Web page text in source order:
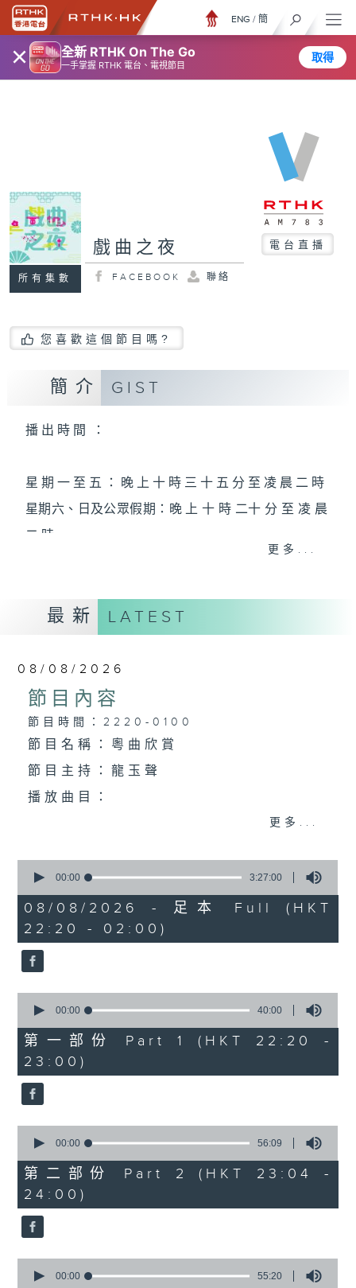
× 全新 RTHK On The Go
一手掌握 RTHK 電台、電視節目
取得
ENG / 簡
所有集數
戲曲之夜 電台直播
FACEBOOK 聯絡
您喜歡這個節目嗎?
簡介 GIST
播 出 時 間 ：
星 期 一 至 五 ： 晚 上 十 時 三 十 五 分 至 凌 晨 二 時
星期六、日及公眾假期：晚 上 十 時 二十 分 至 凌 晨
二 時
黃可柔、馬崇恩、蕭桐、陳婉紅、紅萍、林玉琴、陳
為顧及平日需要上班的聽眾，《戲曲之夜》安排在每
個晚上播放粵曲，以地方語言介紹京劇、潮劇、越劇
等；務求以同一語言介紹同一劇種，望能令廣大聽眾
有更親切的感受。
更多...
最新 LATEST
08/08/2026
節目內容
節目時間：2220-0100
節目名稱：粵曲欣賞
節目主持：龍玉聲
播放曲目：
1. 「潞安州」
由 彭熾權、鄭培英 主唱
由 文千歲、盧秋萍 主唱
3. 「花蕊夫人之去國題詞、刧後描容」
4. 「血染海棠紅」
由 麥炳榮、鄭幗寶 主唱
更多...
seconds
3
hours,
27
minutes,
0
seconds
00:00 3:27:00
08/08/2026 - 足本 Full (HKT
22:20 - 02:00)
seconds
40
minutes,
0
seconds
00:00 40:00
第一部份 Part 1 (HKT 22:20 -
23:00)
seconds
56
minutes,
9
seconds
00:00 56:09
第二部份 Part 2 (HKT 23:04 -
24:00)
seconds
00:00 55:20